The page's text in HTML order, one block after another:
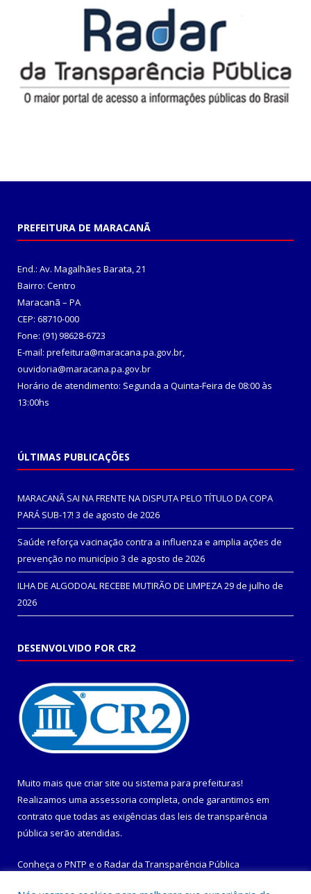
PREFEITURA DE MARACANÃ
End.: Av. Magalhães Barata, 21
Bairro: Centro
Maracanã – PA
CEP: 68710-000
Fone: (91) 98628-6723
E-mail: prefeitura@maracana.pa.gov.br,
ouvidoria@maracana.pa.gov.br
Horário de atendimento: Segunda a Quinta-Feira de 08:00 às
13:00hs
ÚLTIMAS PUBLICAÇÕES
MARACANÃ SAI NA FRENTE NA DISPUTA PELO TÍTULO DA COPA
PARÁ SUB-17! 3 de agosto de 2026
Saúde reforça vacinação contra a influenza e amplia ações de
prevenção no município 3 de agosto de 2026
ILHA DE ALGODOAL RECEBE MUTIRÃO DE LIMPEZA29 de julho de
2026
DESENVOLVIDO POR CR2
Muito mais que criar site ou sistema para prefeituras!
Realizamos uma assessoria completa, onde garantimos em
contrato que todas as exigências das leis de transparência
pública serão atendidas.
Conheça o PNTP e o Radar da Transparência Pública